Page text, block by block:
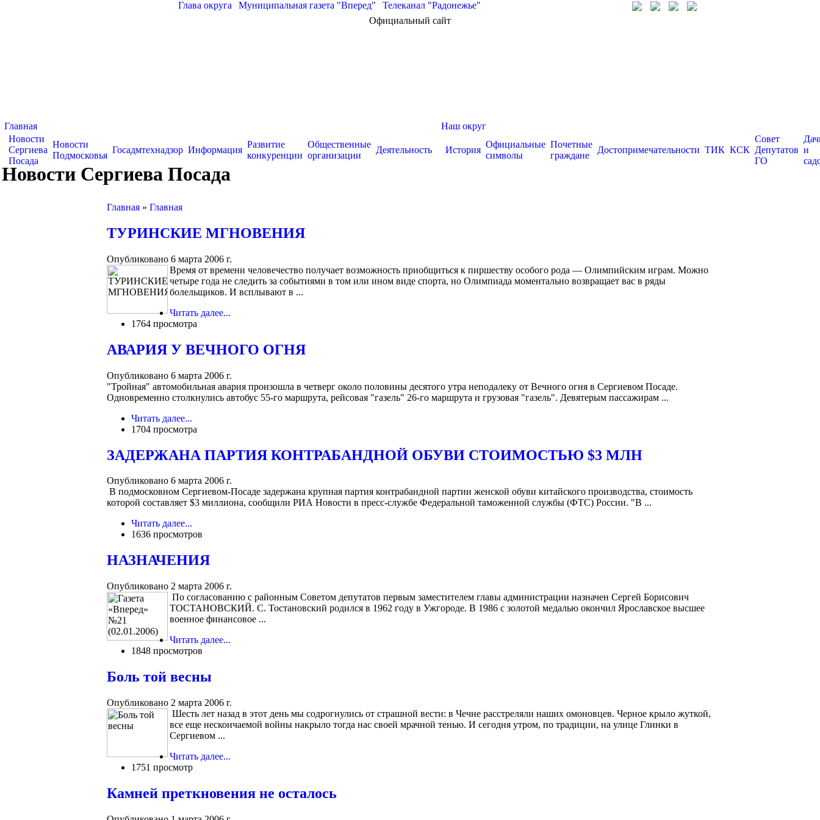
Глава округа Муниципальная газета "Вперед"
Телеканал "Радонежье"
Официальный сайт
Главная
Новости
Сергиева
Посада
Новости
Подмосковья
Госадмтехнадзор Информация
Развитие
конкуренции
Общественные
организации
Деятельность
Наш округ
История
Официальные
символы
Почетные
граждане
Достопримечательности ТИК КСК
Совет
Депутатов
ГО
и
Новости Сергиева Посада
Главная » Главная
ТУРИНСКИЕ МГНОВЕНИЯ
Опубликовано 6 марта 2006 г.
Время от времени человечество получает возможность приобщиться к пиршеству особого рода — Олимпийским играм. Можно
четыре года не следить за событиями в том или ином виде спорта, но Олимпиада моментально возвращает вас в ряды
болельщиков. И всплывают в ...
Читать далее...
1764 просмотра
АВАРИЯ У ВЕЧНОГО ОГНЯ
Опубликовано 6 марта 2006 г.
"Тройная" автомобильная авария произошла в четверг около половины десятого утра неподалеку от Вечного огня в Сергиевом Посаде.
Одновременно столкнулись автобус 55-го маршрута, рейсовая "газель" 26-го маршрута и грузовая "газель". Девятерым пассажирам ...
Читать далее...
1704 просмотра
ЗАДЕРЖАНА ПАРТИЯ КОНТРАБАНДНОЙ ОБУВИ СТОИМОСТЬЮ $3 МЛН
Опубликовано 6 марта 2006 г.
В подмосковном Сергиевом-Посаде задержана крупная партия контрабандной партии женской обуви китайского производства, стоимость
которой составляет $3 миллиона, сообщили РИА Новости в пресс-службе Федеральной таможенной службы (ФТС) России. "В ...
Читать далее...
1636 просмотров
НАЗНАЧЕНИЯ
Опубликовано 2 марта 2006 г.
По согласованию с районным Советом депутатов первым заместителем главы администрации назначен Сергей Борисович
ТОСТАНОВСКИЙ. С. Тостановский родился в 1962 году в Ужгороде. В 1986 с золотой медалью окончил Ярославское высшее
военное финансовое ...
Читать далее...
1848 просмотров
Боль той весны
Опубликовано 2 марта 2006 г.
Шесть лет назад в этот день мы содрогнулись от страшной вести: в Чечне расстреляли наших омоновцев. Черное крыло жуткой,
все еще нескончаемой войны накрыло тогда нас своей мрачной тенью. И сегодня утром, по традиции, на улице Глинки в
Сергиевом ...
Читать далее...
1751 просмотр
Камней преткновения не осталось